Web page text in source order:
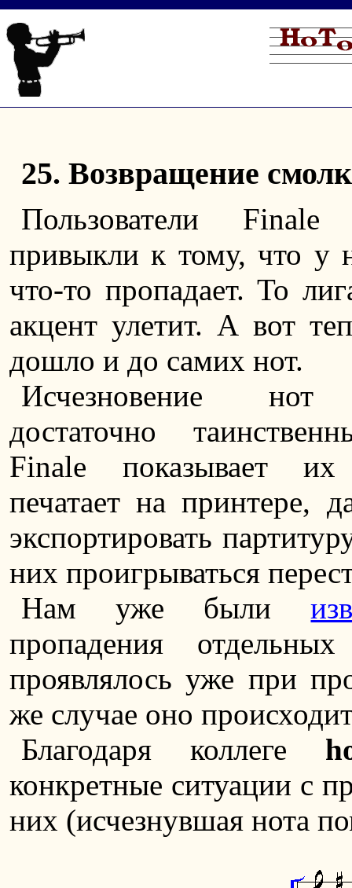
25. Возвращение
Пользователи
привыкли к тому, что у
что-то пропадает. То
акцент улетит. А вот
дошло и до самих нот.
Исчезновение нот
достаточно
Finale показывает
печатает на принтере,
экспортировать
них проигрываться
Нам уже были
пропадения
проявлялось уже при
же случае оно
Благодаря коллеге
конкретные ситуации с
них (исчезнувшая нота